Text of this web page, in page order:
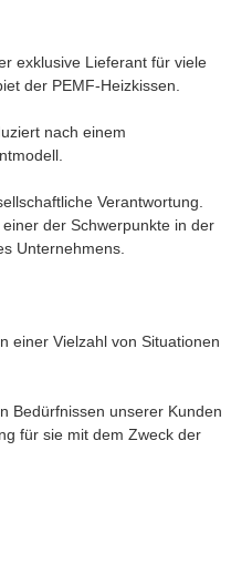
exklusive Lieferant für viele
der PEMF-Heizkissen.
nach einem
Verantwortung.
der Schwerpunkte in der
Unternehmens.
einer Vielzahl von Situationen
Bedürfnissen unserer Kunden
für sie mit dem Zweck der